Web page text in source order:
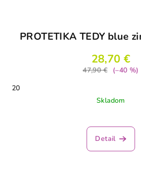
PROTETIKA TEDY blue
28,70 €
47,90 €
(–40 %)
20
Skladom
Detail